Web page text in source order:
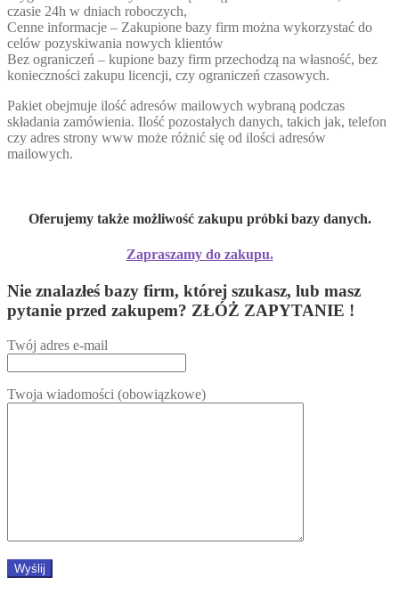
czasie 24h w dniach roboczych,
Cenne informacje – Zakupione bazy firm można wykorzystać do
celów pozyskiwania nowych klientów
Bez ograniczeń – kupione bazy firm przechodzą na własność, bez
konieczności zakupu licencji, czy ograniczeń czasowych.
Pakiet obejmuje ilość adresów mailowych wybraną podczas
składania zamówienia. Ilość pozostałych danych, takich jak, telefon
czy adres strony www może różnić się od ilości adresów
mailowych.
Oferujemy także możliwość zakupu próbki bazy danych.
Zapraszamy do zakupu.
Nie znalazłeś bazy firm, której szukasz, lub masz
pytanie przed zakupem? ZŁÓŻ ZAPYTANIE !
Twój adres e-mail
Twoja wiadomości (obowiązkowe)